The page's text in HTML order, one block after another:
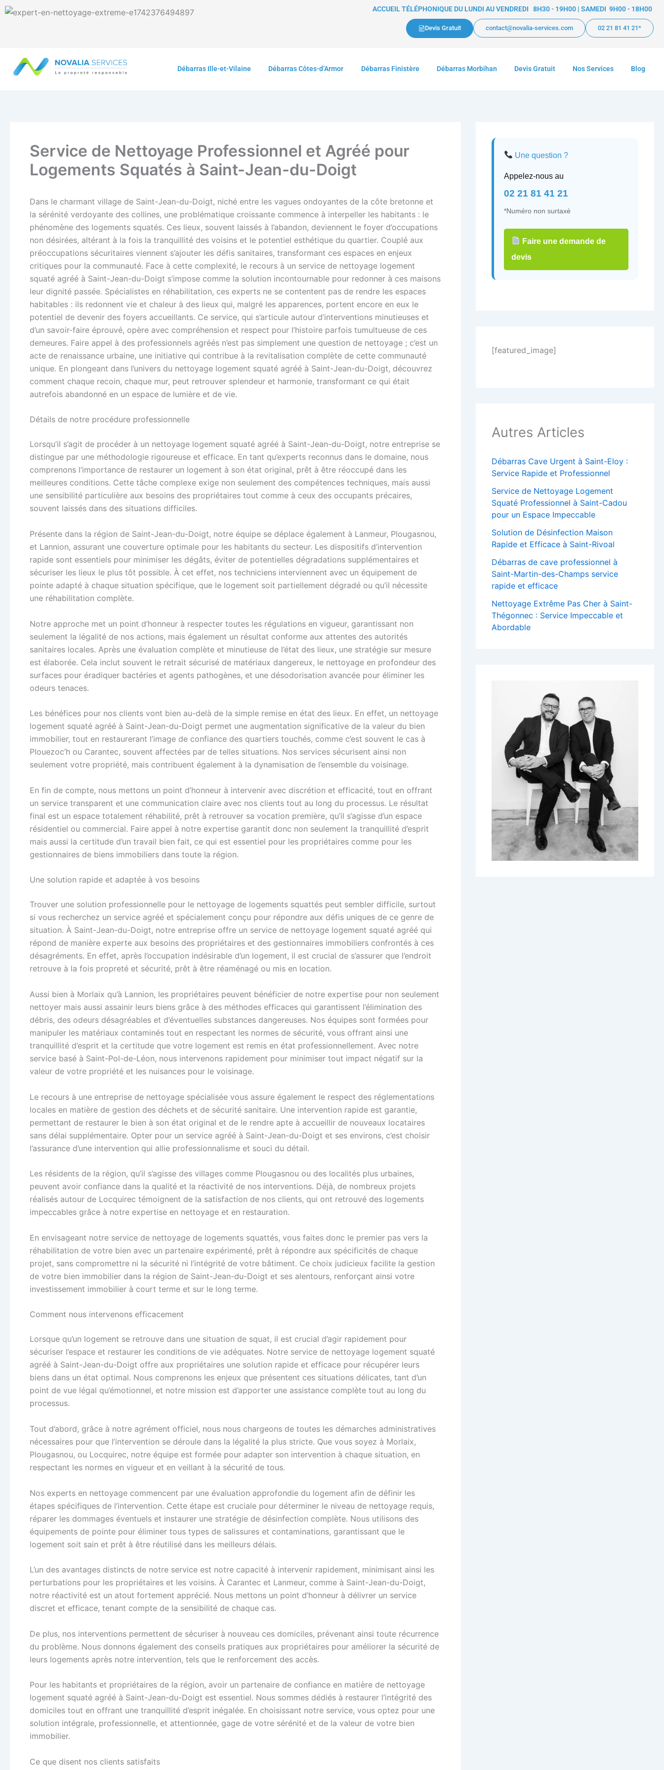
Aller
ACCUEIL TÉLÉPHONIQUE DU LUNDI AU VENDREDI 8H30 - 19H00 | SAMEDI 9H00 - 18H00
02 21 81 41 21*
contact@novalia-services.com
Devis Gratuit
Débarras Ille-et-Vilaine Débarras Côtes-d’Armor Débarras Finistère Débarras Morbihan Devis Gratuit Nos Services Blog
Service de Nettoyage Professionnel et Agréé pour
Logements Squatés à Saint-Jean-du-Doigt
Dans le charmant village de Saint-Jean-du-Doigt, niché entre les vagues ondoyantes de la côte bretonne et
la sérénité verdoyante des collines, une problématique croissante commence à interpeller les habitants : le
phénomène des logements squatés. Ces lieux, souvent laissés à l’abandon, deviennent le foyer d’occupations
non désirées, altérant à la fois la tranquillité des voisins et le potentiel esthétique du quartier. Couplé aux
préoccupations sécuritaires viennent s’ajouter les défis sanitaires, transformant ces espaces en enjeux
critiques pour la communauté. Face à cette complexité, le recours à un service de nettoyage logement
squaté agréé à Saint-Jean-du-Doigt s’impose comme la solution incontournable pour redonner à ces maisons
leur dignité passée. Spécialistes en réhabilitation, ces experts ne se contentent pas de rendre les espaces
habitables : ils redonnent vie et chaleur à des lieux qui, malgré les apparences, portent encore en eux le
potentiel de devenir des foyers accueillants. Ce service, qui s’articule autour d’interventions minutieuses et
d’un savoir-faire éprouvé, opère avec compréhension et respect pour l’histoire parfois tumultueuse de ces
demeures. Faire appel à des professionnels agréés n’est pas simplement une question de nettoyage ; c’est un
acte de renaissance urbaine, une initiative qui contribue à la revitalisation complète de cette communauté
unique. En plongeant dans l’univers du nettoyage logement squaté agréé à Saint-Jean-du-Doigt, découvrez
comment chaque recoin, chaque mur, peut retrouver splendeur et harmonie, transformant ce qui était
autrefois abandonné en un espace de lumière et de vie.
Détails de notre procédure professionnelle
Lorsqu’il s’agit de procéder à un nettoyage logement squaté agréé à Saint-Jean-du-Doigt, notre entreprise se
distingue par une méthodologie rigoureuse et efficace. En tant qu’experts reconnus dans le domaine, nous
comprenons l’importance de restaurer un logement à son état original, prêt à être réoccupé dans les
meilleures conditions. Cette tâche complexe exige non seulement des compétences techniques, mais aussi
une sensibilité particulière aux besoins des propriétaires tout comme à ceux des occupants précaires,
souvent laissés dans des situations difficiles.
Présente dans la région de Saint-Jean-du-Doigt, notre équipe se déplace également à Lanmeur, Plougasnou,
et Lannion, assurant une couverture optimale pour les habitants du secteur. Les dispositifs d’intervention
rapide sont essentiels pour minimiser les dégâts, éviter de potentielles dégradations supplémentaires et
sécuriser les lieux le plus tôt possible. À cet effet, nos techniciens interviennent avec un équipement de
pointe adapté à chaque situation spécifique, que le logement soit partiellement dégradé ou qu’il nécessite
une réhabilitation complète.
Notre approche met un point d’honneur à respecter toutes les régulations en vigueur, garantissant non
seulement la légalité de nos actions, mais également un résultat conforme aux attentes des autorités
sanitaires locales. Après une évaluation complète et minutieuse de l’état des lieux, une stratégie sur mesure
est élaborée. Cela inclut souvent le retrait sécurisé de matériaux dangereux, le nettoyage en profondeur des
surfaces pour éradiquer bactéries et agents pathogènes, et une désodorisation avancée pour éliminer les
odeurs tenaces.
Les bénéfices pour nos clients vont bien au-delà de la simple remise en état des lieux. En effet, un nettoyage
logement squaté agréé à Saint-Jean-du-Doigt permet une augmentation significative de la valeur du bien
immobilier, tout en restaurerant l’image de confiance des quartiers touchés, comme c’est souvent le cas à
Plouezoc’h ou Carantec, souvent affectées par de telles situations. Nos services sécurisent ainsi non
seulement votre propriété, mais contribuent également à la dynamisation de l’ensemble du voisinage.
En fin de compte, nous mettons un point d’honneur à intervenir avec discrétion et efficacité, tout en offrant
un service transparent et une communication claire avec nos clients tout au long du processus. Le résultat
final est un espace totalement réhabilité, prêt à retrouver sa vocation première, qu’il s’agisse d’un espace
résidentiel ou commercial. Faire appel à notre expertise garantit donc non seulement la tranquillité d’esprit
mais aussi la certitude d’un travail bien fait, ce qui est essentiel pour les propriétaires comme pour les
gestionnaires de biens immobiliers dans toute la région.
Une solution rapide et adaptée à vos besoins
Trouver une solution professionnelle pour le nettoyage de logements squattés peut sembler difficile, surtout
si vous recherchez un service agréé et spécialement conçu pour répondre aux défis uniques de ce genre de
situation. À Saint-Jean-du-Doigt, notre entreprise offre un service de nettoyage logement squaté agréé qui
répond de manière experte aux besoins des propriétaires et des gestionnaires immobiliers confrontés à ces
désagréments. En effet, après l’occupation indésirable d’un logement, il est crucial de s’assurer que l’endroit
retrouve à la fois propreté et sécurité, prêt à être réaménagé ou mis en location.
Aussi bien à Morlaix qu’à Lannion, les propriétaires peuvent bénéficier de notre expertise pour non seulement
nettoyer mais aussi assainir leurs biens grâce à des méthodes efficaces qui garantissent l’élimination des
débris, des odeurs désagréables et d’éventuelles substances dangereuses. Nos équipes sont formées pour
manipuler les matériaux contaminés tout en respectant les normes de sécurité, vous offrant ainsi une
tranquillité d’esprit et la certitude que votre logement est remis en état professionnellement. Avec notre
service basé à Saint-Pol-de-Léon, nous intervenons rapidement pour minimiser tout impact négatif sur la
valeur de votre propriété et les nuisances pour le voisinage.
Le recours à une entreprise de nettoyage spécialisée vous assure également le respect des réglementations
locales en matière de gestion des déchets et de sécurité sanitaire. Une intervention rapide est garantie,
permettant de restaurer le bien à son état original et de le rendre apte à accueillir de nouveaux locataires
sans délai supplémentaire. Opter pour un service agréé à Saint-Jean-du-Doigt et ses environs, c’est choisir
l’assurance d’une intervention qui allie professionnalisme et souci du détail.
Les résidents de la région, qu’il s’agisse des villages comme Plougasnou ou des localités plus urbaines,
peuvent avoir confiance dans la qualité et la réactivité de nos interventions. Déjà, de nombreux projets
réalisés autour de Locquirec témoignent de la satisfaction de nos clients, qui ont retrouvé des logements
impeccables grâce à notre expertise en nettoyage et en restauration.
En envisageant notre service de nettoyage de logements squattés, vous faites donc le premier pas vers la
réhabilitation de votre bien avec un partenaire expérimenté, prêt à répondre aux spécificités de chaque
projet, sans compromettre ni la sécurité ni l’intégrité de votre bâtiment. Ce choix judicieux facilite la gestion
de votre bien immobilier dans la région de Saint-Jean-du-Doigt et ses alentours, renforçant ainsi votre
investissement immobilier à court terme et sur le long terme.
Comment nous intervenons efficacement
Lorsque qu’un logement se retrouve dans une situation de squat, il est crucial d’agir rapidement pour
sécuriser l’espace et restaurer les conditions de vie adéquates. Notre service de nettoyage logement squaté
agréé à Saint-Jean-du-Doigt offre aux propriétaires une solution rapide et efficace pour récupérer leurs
biens dans un état optimal. Nous comprenons les enjeux que présentent ces situations délicates, tant d’un
point de vue légal qu’émotionnel, et notre mission est d’apporter une assistance complète tout au long du
processus.
Tout d’abord, grâce à notre agrément officiel, nous nous chargeons de toutes les démarches administratives
nécessaires pour que l’intervention se déroule dans la légalité la plus stricte. Que vous soyez à Morlaix,
Plougasnou, ou Locquirec, notre équipe est formée pour adapter son intervention à chaque situation, en
respectant les normes en vigueur et en veillant à la sécurité de tous.
Nos experts en nettoyage commencent par une évaluation approfondie du logement afin de définir les
étapes spécifiques de l’intervention. Cette étape est cruciale pour déterminer le niveau de nettoyage requis,
réparer les dommages éventuels et instaurer une stratégie de désinfection complète. Nous utilisons des
équipements de pointe pour éliminer tous types de salissures et contaminations, garantissant que le
logement soit sain et prêt à être réutilisé dans les meilleurs délais.
L’un des avantages distincts de notre service est notre capacité à intervenir rapidement, minimisant ainsi les
perturbations pour les propriétaires et les voisins. À Carantec et Lanmeur, comme à Saint-Jean-du-Doigt,
notre réactivité est un atout fortement apprécié. Nous mettons un point d’honneur à délivrer un service
discret et efficace, tenant compte de la sensibilité de chaque cas.
De plus, nos interventions permettent de sécuriser à nouveau ces domiciles, prévenant ainsi toute récurrence
du problème. Nous donnons également des conseils pratiques aux propriétaires pour améliorer la sécurité de
leurs logements après notre intervention, tels que le renforcement des accès.
Pour les habitants et propriétaires de la région, avoir un partenaire de confiance en matière de nettoyage
logement squaté agréé à Saint-Jean-du-Doigt est essentiel. Nous sommes dédiés à restaurer l’intégrité des
domiciles tout en offrant une tranquillité d’esprit inégalée. En choisissant notre service, vous optez pour une
solution intégrale, professionnelle, et attentionnée, gage de votre sérénité et de la valeur de votre bien
immobilier.
Ce que disent nos clients satisfaits
Une question ?
Appelez-nous au
02 21 81 41 21
*Numéro non surtaxé
Faire une demande de
devis
[featured_image]
Autres Articles
Débarras Cave Urgent à Saint-Eloy :
Service Rapide et Professionnel
Service de Nettoyage Logement
Squaté Professionnel à Saint-Cadou
pour un Espace Impeccable
Solution de Désinfection Maison
Rapide et Efficace à Saint-Rivoal
Débarras de cave professionnel à
Saint-Martin-des-Champs service
rapide et efficace
Nettoyage Extrême Pas Cher à Saint-
Thégonnec : Service Impeccable et
Abordable